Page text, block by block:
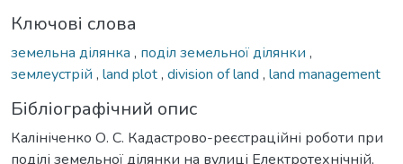
Ключові слова
земельна ділянка , поділ земельної ділянки ,
землеустрій , land plot, division of land , land management
Бібліографічний опис
Калініченко О. С. Кадастрово-реєстраційні роботи при
поділі земельної ділянки на вулиці Електротехнічній,